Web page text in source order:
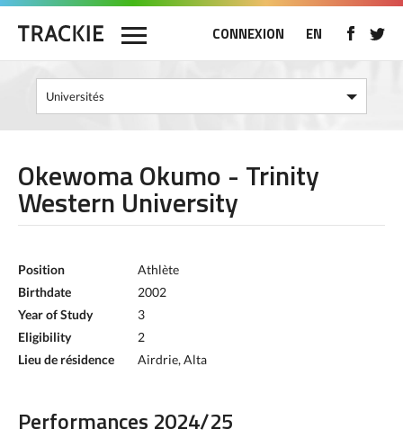
CONNEXION EN
Okewoma Okumo - Trinity
Western University
Position
Athlète
Birthdate
2002
Year of Study
3
Eligibility
2
Lieu de résidence
Airdrie, Alta
Performances 2024/25